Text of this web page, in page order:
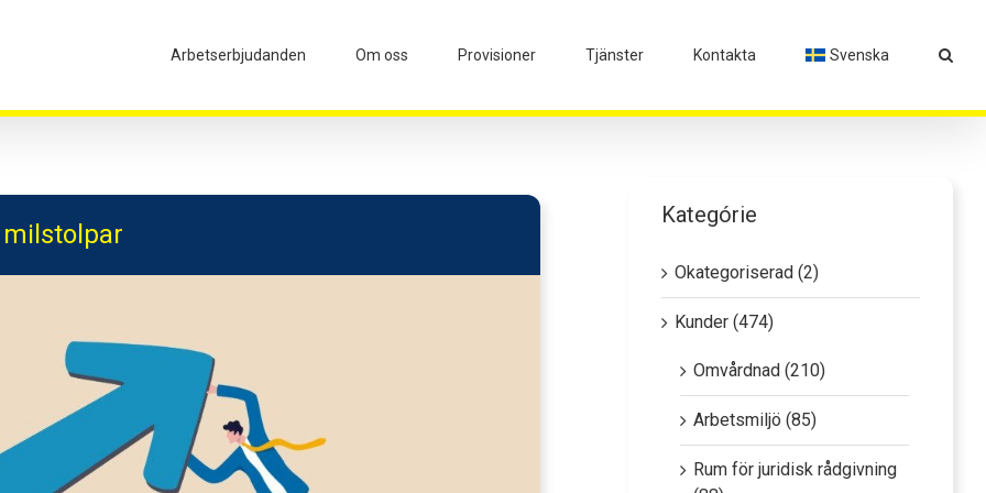
Arbetserbjudanden Om oss Provisioner Tjänster Kontakta Svenska
Kategórie
Okategoriserad (2)
Kunder (474)
Omvårdnad (210)
Arbetsmiljö (85)
Rum för juridisk rådgivning